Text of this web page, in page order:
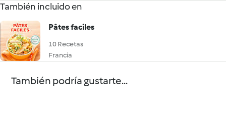
También incluido en
Pâtes faciles
10 Recetas
Francia
También podría gustarte...